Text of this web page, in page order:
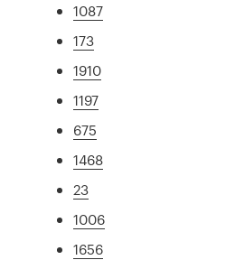
1087
173
1910
1197
675
1468
23
1006
1656